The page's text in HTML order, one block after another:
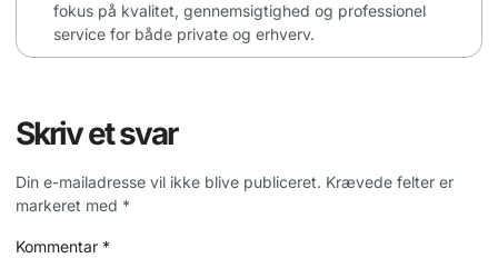
fokus på kvalitet, gennemsigtighed og professionel
service for både private og erhverv.
Skriv et svar
Din e-mailadresse vil ikke blive publiceret. Krævede felter er
markeret med *
Kommentar *